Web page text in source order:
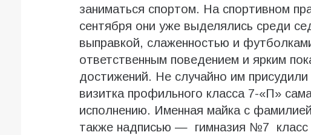
заниматься спортом. На спортивном
сентября они уже выделялись среди
выправкой, слаженностью и
ответственным поведением и ярким
достижений. Не случайно им
визитка профильного класса 7-«П»
исполнению. Именная майка с
также надписью — гимназия №7